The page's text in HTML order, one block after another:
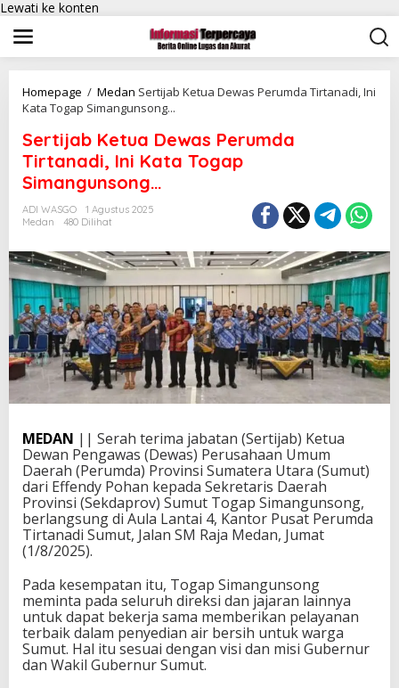
Lewati ke konten
Homepage / Medan Sertijab Ketua Dewas Perumda Tirtanadi, Ini
Kata Togap Simangunsong...
Sertijab Ketua Dewas Perumda
Tirtanadi, Ini Kata Togap
Simangunsong…
ADI WASGO
1 Agustus 2025
Medan
480 Dilihat
MEDAN || Serah terima jabatan (Sertijab) Ketua
Dewan Pengawas (Dewas) Perusahaan Umum
Daerah (Perumda) Provinsi Sumatera Utara (Sumut)
dari Effendy Pohan kepada Sekretaris Daerah
Provinsi (Sekdaprov) Sumut Togap Simangunsong,
berlangsung di Aula Lantai 4, Kantor Pusat Perumda
Tirtanadi Sumut, Jalan SM Raja Medan, Jumat
(1/8/2025).
Pada kesempatan itu, Togap Simangunsong
meminta pada seluruh direksi dan jajaran lainnya
untuk dapat bekerja sama memberikan pelayanan
terbaik dalam penyedian air bersih untuk warga
Sumut. Hal itu sesuai dengan visi dan misi Gubernur
dan Wakil Gubernur Sumut.